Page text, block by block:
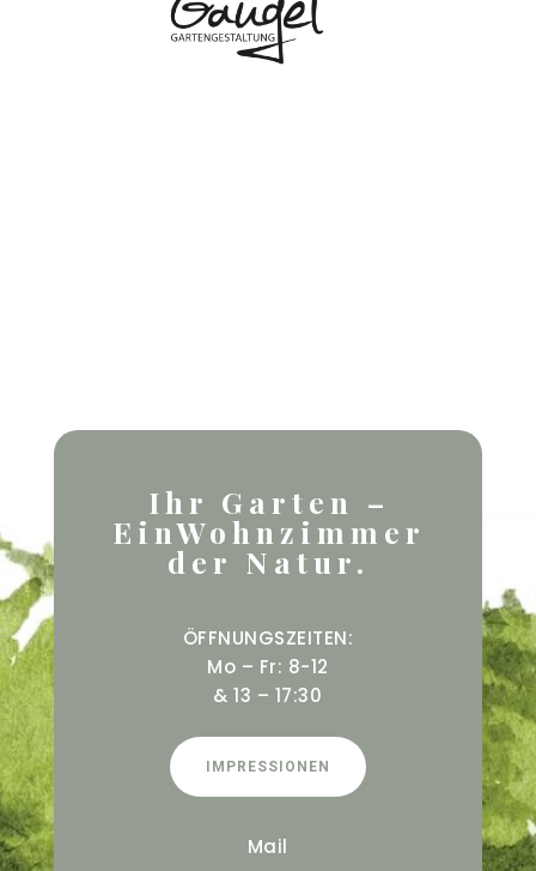
Ihr Garten –
EinWohnzimmer
der Natur.
ÖFFNUNGSZEITEN:
Mo – Fr: 8-12
& 13 – 17:30
IMPRESSIONEN
Mail